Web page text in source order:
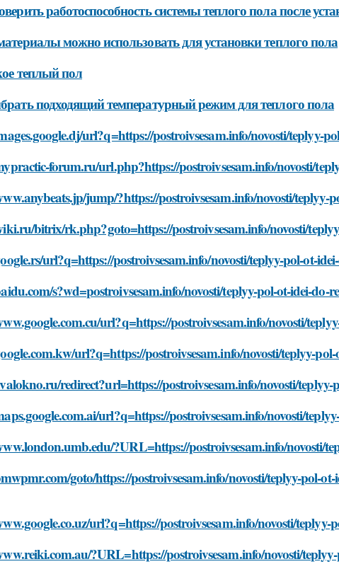
работоспособность системы теплого пола после
можно использовать для установки теплого пола
теплый пол
подходящий температурный режим для теплого пола
url?q=https://postroivsesam.info/novosti/teplyy-
forum.ru/url.php?https://postroivsesam.info/novosti/
jump/?https://postroivsesam.info/novosti/teplyy-
bitrix/rk.php?goto=https://postroivsesam.info/novosti/
url?q=https://postroivsesam.info/novosti/teplyy-pol-ot-
s?wd=postroivsesam.info/novosti/teplyy-pol-ot-idei-do-
url?q=https://postroivsesam.info/novosti/
url?q=https://postroivsesam.info/novosti/teplyy-
redirect?url=https://postroivsesam.info/novosti/teplyy-
url?q=https://postroivsesam.info/novosti/
?URL=https://postroivsesam.info/novosti/
goto/https://postroivsesam.info/novosti/teplyy-pol-ot-
url?q=https://postroivsesam.info/novosti/teplyy-
?URL=https://postroivsesam.info/novosti/